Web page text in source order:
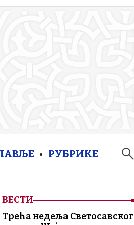
РУБРИКЕ
ВЕСТИ
Трећа недеља Светосавског